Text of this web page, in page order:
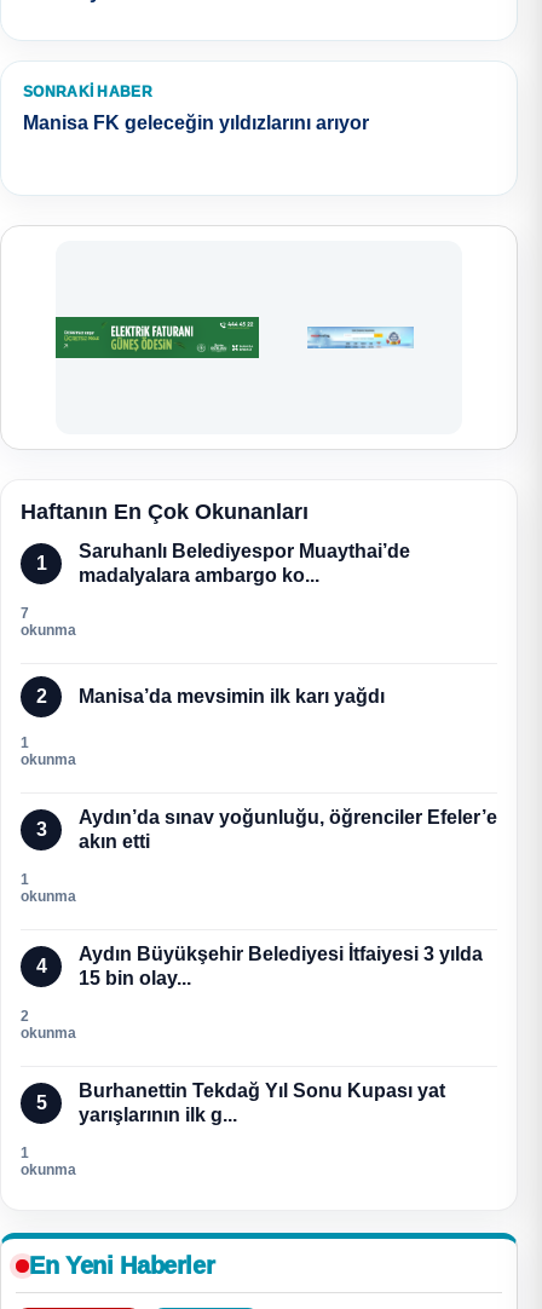
SONRAKI HABER
Manisa FK geleceğin yıldızlarını arıyor
Haftanın En Çok Okunanları
1
Saruhanlı Belediyespor Muaythai’de
madalyalara ambargo ko...
7
okunma
2 Manisa’da mevsimin ilk karı yağdı
1
okunma
3
Aydın’da sınav yoğunluğu, öğrenciler Efeler’e
akın etti
1
okunma
4
Aydın Büyükşehir Belediyesi İtfaiyesi 3 yılda
15 bin olay...
2
okunma
5
Burhanettin Tekdağ Yıl Sonu Kupası yat
yarışlarının ilk g...
1
okunma
En Yeni Haberler